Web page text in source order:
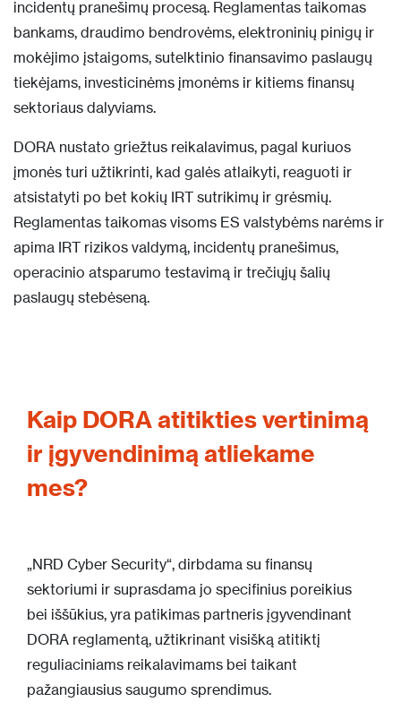
incidentų pranešimų procesą. Reglamentas taikomas
bankams, draudimo bendrovėms, elektroninių pinigų ir
mokėjimo įstaigoms, sutelktinio finansavimo paslaugų
tiekėjams, investicinėms įmonėms ir kitiems finansų
sektoriaus dalyviams.
DORA nustato griežtus reikalavimus, pagal kuriuos
įmonės turi užtikrinti, kad galės atlaikyti, reaguoti ir
atsistatyti po bet kokių IRT sutrikimų ir grėsmių.
Reglamentas taikomas visoms ES valstybėms narėms ir
apima IRT rizikos valdymą, incidentų pranešimus,
operacinio atsparumo testavimą ir trečiųjų šalių
paslaugų stebėseną.
Kaip DORA atitikties vertinimą
ir įgyvendinimą atliekame
mes?
„NRD Cyber Security“, dirbdama su finansų
sektoriumi ir suprasdama jo specifinius poreikius
bei iššūkius, yra patikimas partneris įgyvendinant
DORA reglamentą, užtikrinant visišką atitiktį
reguliaciniams reikalavimams bei taikant
pažangiausius saugumo sprendimus.